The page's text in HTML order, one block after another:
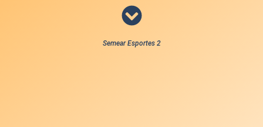
Semear Esportes 2